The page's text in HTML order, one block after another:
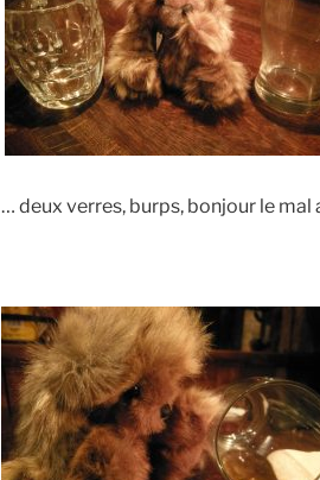
… deux verres, burps, bonjour le mal